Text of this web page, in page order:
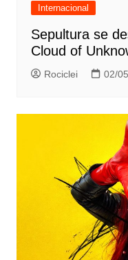
Internacional
Sepultura se
Cloud of
Rociclei 02/